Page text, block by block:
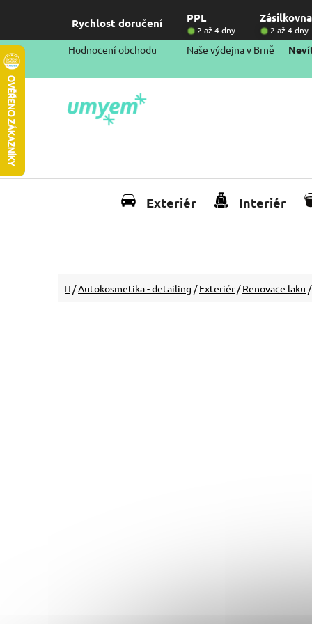
obsah
Rychlost doručení PPL Zásilkovna
2 až 4 dny 2 až 4 dny
Hodnocení obchodu Naše výdejna v Brně
Exteriér Interiér
Domů
/Autokosmetika - detailing / Exteriér / Renovace laku /